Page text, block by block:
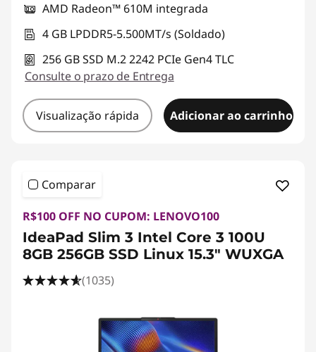
AMD Radeon™ 610M integrada
4 GB LPDDR5-5.500MT/s (Soldado)
256 GB SSD M.2 2242 PCIe Gen4 TLC
Consulte o prazo de Entrega
Visualização rápida Adicionar ao carrinho
Comparar
R$100 OFF NO CUPOM: LENOVO100
IdeaPad Slim 3 Intel Core 3 100U
8GB 256GB SSD Linux 15.3" WUXGA
(1035)